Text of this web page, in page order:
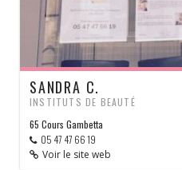
SANDRA C.
INSTITUTS DE BEAUTÉ
65 Cours Gambetta
05 47 47 66 19
Voir le site web